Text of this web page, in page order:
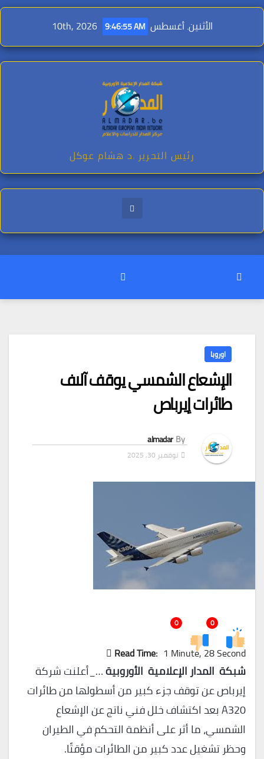
Skip
content
الأثنين. أغسطس 10th, 2026 9:46:56 AM
رئيس التحرير .د هشام عوكل
اوروبا
الإشعاع الشمسي يوقف آلاف
طائرات إيرباص
By
almadar
نوفمبر 30, 2025
0
0
Read Time: 1 Minute, 28 Second
شبكة المدار الإعلامية الأوروبية…_أعلنت شركة
إيرباص عن توقف جزء كبير من أسطولها من طائرات
A320 بعد اكتشاف خلل فني ناتج عن الإشعاع
الشمسي، ما أثر على أنظمة التحكم في الطيران
وحظر تشغيل عدد كبير من الطائرات مؤقتًا.